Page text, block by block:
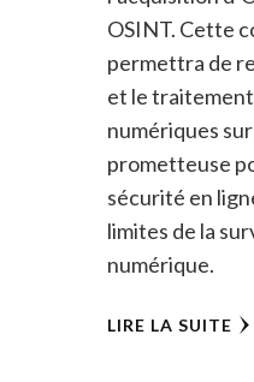
OSINT. Cette
permettra de
et le
numériques
prometteuse
sécurité en
limites de la
numérique.
LIRE LA SUITE